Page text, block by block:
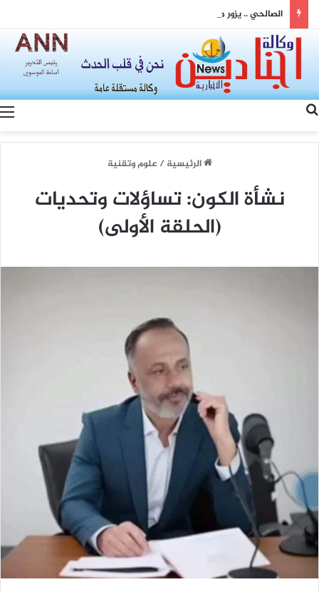
الرئيسية / علوم وتقنية
نشأة الكون: تساؤلات وتحديات
(الحلقة الأولى)